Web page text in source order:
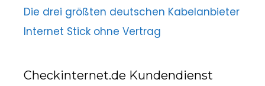
Die drei größten deutschen Kabelanbieter
Internet Stick ohne Vertrag
Checkinternet.de Kundendienst